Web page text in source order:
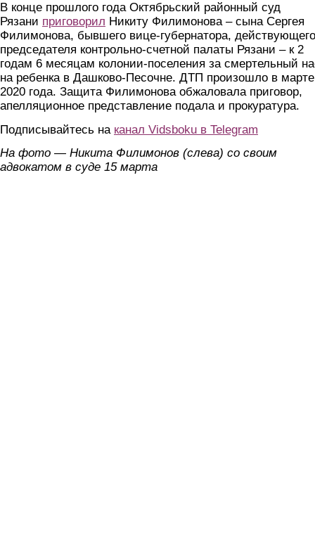
В конце прошлого года Октябрьский районный суд
Рязани приговорил Никиту Филимонова – сына Сергея
Филимонова, бывшего вице-губернатора, действующего
председателя контрольно-счетной палаты Рязани – к 2
годам 6 месяцам колонии-поселения за смертельный
на ребенка в Дашково-Песочне. ДТП произошло в марте
2020 года. Защита Филимонова обжаловала приговор,
апелляционное представление подала и прокуратура.
Подписывайтесь на канал Vidsboku в Telegram
На фото — Никита Филимонов (слева) со своим
адвокатом в суде 15 марта